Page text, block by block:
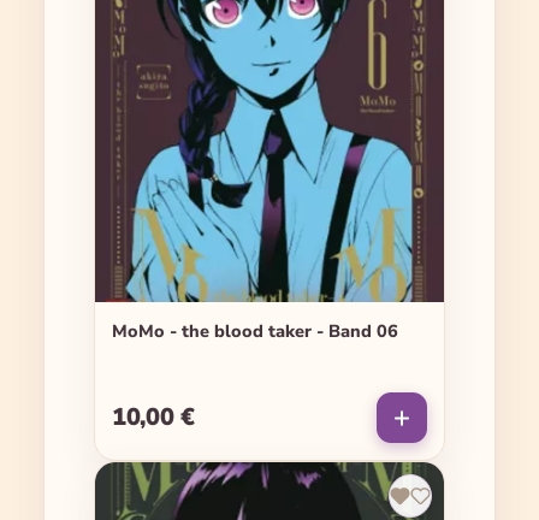
MoMo - the blood taker - Band 06
Regulärer Preis:
10,00 €